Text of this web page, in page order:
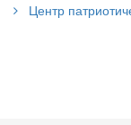
Центр